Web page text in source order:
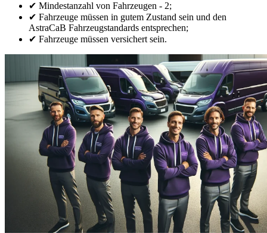
✔ Mindestanzahl von Fahrzeugen - 2;
✔ Fahrzeuge müssen in gutem Zustand sein und den
AstraCaB Fahrzeugstandards entsprechen;
✔ Fahrzeuge müssen versichert sein.